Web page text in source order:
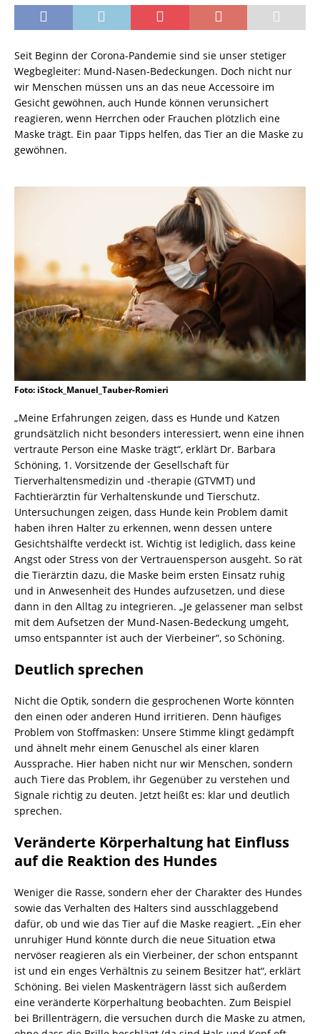
Seit Beginn der Corona-Pandemie sind sie unser stetiger
Wegbegleiter: Mund-Nasen-Bedeckungen. Doch nicht nur
wir Menschen müssen uns an das neue Accessoire im
Gesicht gewöhnen, auch Hunde können verunsichert
reagieren, wenn Herrchen oder Frauchen plötzlich eine
Maske trägt. Ein paar Tipps helfen, das Tier an die Maske zu
gewöhnen.
Foto: iStock_Manuel_Tauber-Romieri
„Meine Erfahrungen zeigen, dass es Hunde und Katzen
grundsätzlich nicht besonders interessiert, wenn eine ihnen
vertraute Person eine Maske trägt“, erklärt Dr. Barbara
Schöning, 1. Vorsitzende der Gesellschaft für
Tierverhaltensmedizin und -therapie (GTVMT) und
Fachtierärztin für Verhaltenskunde und Tierschutz.
Untersuchungen zeigen, dass Hunde kein Problem damit
haben ihren Halter zu erkennen, wenn dessen untere
Gesichtshälfte verdeckt ist. Wichtig ist lediglich, dass keine
Angst oder Stress von der Vertrauensperson ausgeht. So rät
die Tierärztin dazu, die Maske beim ersten Einsatz ruhig
und in Anwesenheit des Hundes aufzusetzen, und diese
dann in den Alltag zu integrieren. „Je gelassener man selbst
mit dem Aufsetzen der Mund-Nasen-Bedeckung umgeht,
umso entspannter ist auch der Vierbeiner“, so Schöning.
Deutlich sprechen
Nicht die Optik, sondern die gesprochenen Worte könnten
den einen oder anderen Hund irritieren. Denn häufiges
Problem von Stoffmasken: Unsere Stimme klingt gedämpft
und ähnelt mehr einem Genuschel als einer klaren
Aussprache. Hier haben nicht nur wir Menschen, sondern
auch Tiere das Problem, ihr Gegenüber zu verstehen und
Signale richtig zu deuten. Jetzt heißt es: klar und deutlich
sprechen.
Veränderte Körperhaltung hat Einfluss
auf die Reaktion des Hundes
Weniger die Rasse, sondern eher der Charakter des Hundes
sowie das Verhalten des Halters sind ausschlaggebend
dafür, ob und wie das Tier auf die Maske reagiert. „Ein eher
unruhiger Hund könnte durch die neue Situation etwa
nervöser reagieren als ein Vierbeiner, der schon entspannt
ist und ein enges Verhältnis zu seinem Besitzer hat“, erklärt
Schöning. Bei vielen Maskenträgern lässt sich außerdem
eine veränderte Körperhaltung beobachten. Zum Beispiel
bei Brillenträgern, die versuchen durch die Maske zu atmen,